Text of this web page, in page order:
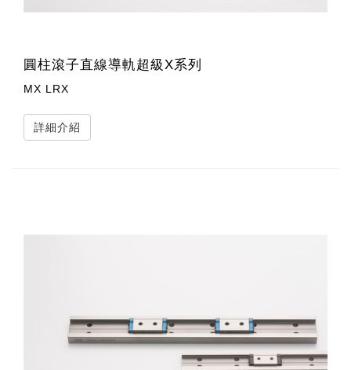
圓柱滾子直線導軌超級X系列
MX LRX
詳細介紹